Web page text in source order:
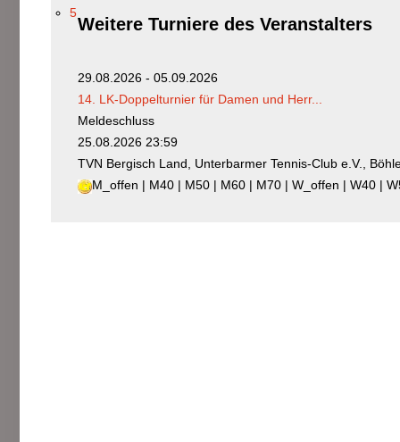
5
Weitere Turniere des Veranstalters
29.08.2026 - 05.09.2026
14. LK-Doppelturnier für Damen und Herr...
Meldeschluss
25.08.2026 23:59
TVN Bergisch Land, Unterbarmer Tennis-Club e.V.,
M_offen | M40 | M50 | M60 | M70 | W_offen | W40 |